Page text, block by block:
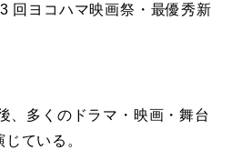
回ヨコハマ映画祭・最優秀新
、多くのドラマ・映画・舞台
ている。